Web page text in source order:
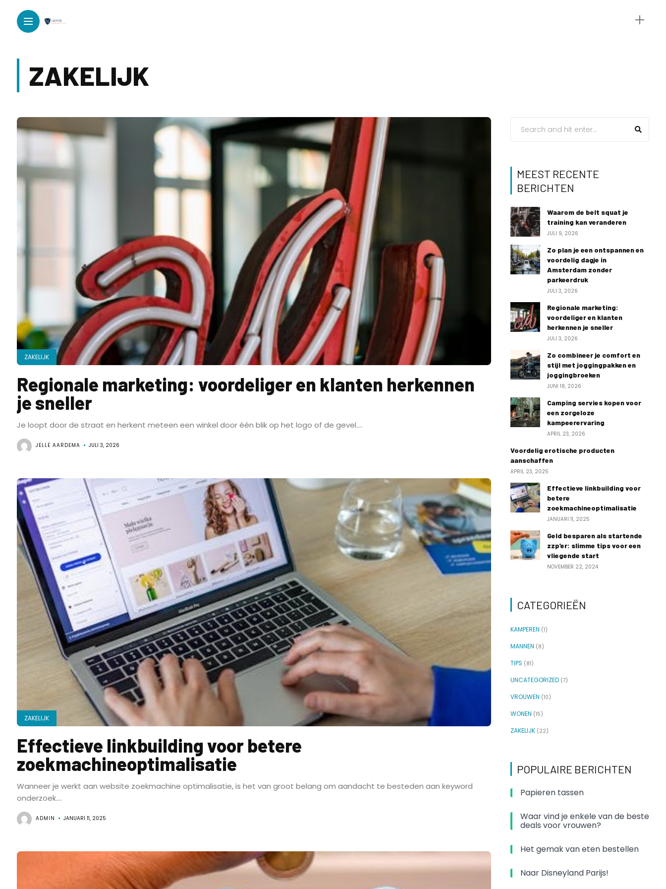
ZAKELIJK
ZAKELIJK
Regionale marketing: voordeliger en klanten herkennen
je sneller
Je loopt door de straat en herkent meteen een winkel door één blik op het logo of de gevel....
JELLE AARDEMA JULI 3, 2026
ZAKELIJK
Effectieve linkbuilding voor betere
zoekmachineoptimalisatie
Wanneer je werkt aan website zoekmachine optimalisatie, is het van groot belang om aandacht te besteden aan keyword
onderzoek....
ADMIN JANUARI 11, 2025
MEEST RECENTE
BERICHTEN
Waarom de belt squat je
training kan veranderen
JULI 9, 2026
Zo plan je een ontspannen en
voordelig dagje in
Amsterdam zonder
parkeerdruk
JULI 3, 2026
Regionale marketing:
voordeliger en klanten
herkennen je sneller
JULI 3, 2026
Zo combineer je comfort en
stijl met joggingpakken en
joggingbroeken
JUNI 18, 2026
Camping servies kopen voor
een zorgeloze
kampeerervaring
APRIL 23, 2026
Voordelig erotische producten
aanschaffen
APRIL 23, 2025
Effectieve linkbuilding voor
betere
zoekmachineoptimalisatie
JANUARI 11, 2025
Geld besparen als startende
zzp’er: slimme tips voor een
vliegende start
NOVEMBER 22, 2024
CATEGORIEËN
KAMPEREN (1)
MANNEN (8)
TIPS (81)
UNCATEGORIZED(7)
VROUWEN (10)
WONEN (15)
ZAKELIJK(22)
POPULAIRE BERICHTEN
Papieren tassen
Waar vind je enkele van de beste
deals voor vrouwen?
Het gemak van eten bestellen
Naar Disneyland Parijs!